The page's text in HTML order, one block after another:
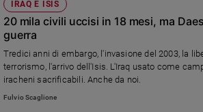
Papa
Chiesa
Chiesa
Fede
IRAQ E ISIS
20 mila civili uccisi in 18 mesi, ma
guerra
Tredici anni di embargo, l'invasione del 2003, la
terrorismo, l'arrivo dell'Isis. L'Iraq usato come
iracheni sacrificabili. Anche da noi.
Fulvio Scaglione